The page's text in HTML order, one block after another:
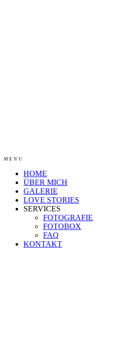
MENU
HOME
ÜBER MICH
GALERIE
LOVE STORIES
SERVICES
FOTOGRAFIE
FOTOBOX
FAQ
KONTAKT